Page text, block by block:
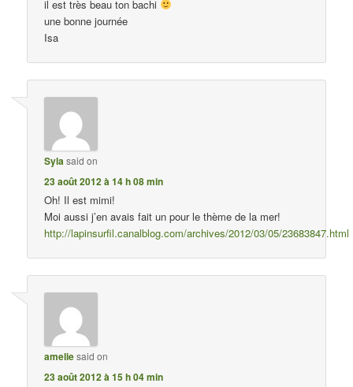
il est très beau ton bachi
une bonne journée
Isa
Sylasaid on
23 août 2012 à 14 h 08 min
Oh! Il est mimi!
Moi aussi j’en avais fait un pour le thème de la mer!
http://lapinsurfil.canalblog.com/archives/2012/03/05/23683847.html
ameliesaid on
23 août 2012 à 15 h 04 min